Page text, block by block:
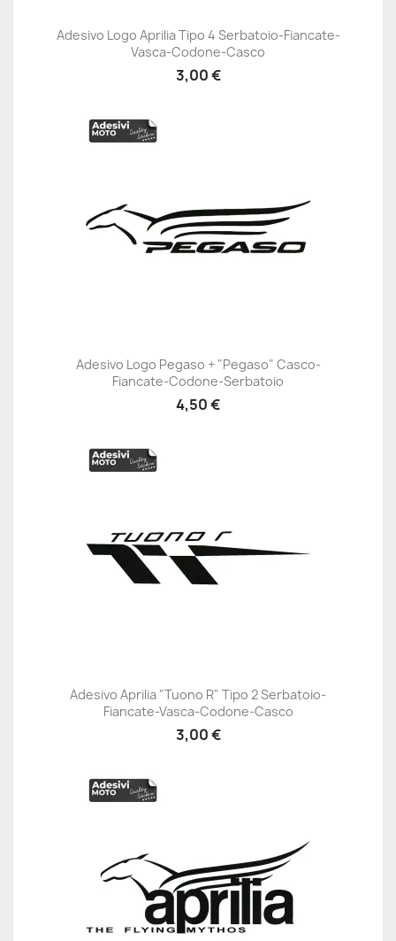
Adesivo Logo Aprilia Tipo 4 Serbatoio-Fiancate-
Vasca-Codone-Casco
3,00 €
Adesivo Logo Pegaso + "Pegaso" Casco-
Fiancate-Codone-Serbatoio
4,50 €
Adesivo Aprilia "Tuono R" Tipo 2 Serbatoio-
Fiancate-Vasca-Codone-Casco
3,00 €